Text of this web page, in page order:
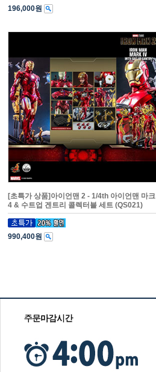
196,000원
[초특가 상품]아이언맨 2 - 1/4th 아이언맨 마크
4 & 수트업 겐트리 콜렉터블 세트 (QS021)
990,400원